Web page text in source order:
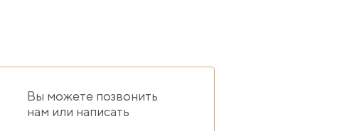
Вы можете позвонить
нам или написать